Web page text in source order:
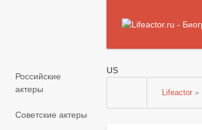
Российские
актеры
Советские актеры
US
Lifeactor »